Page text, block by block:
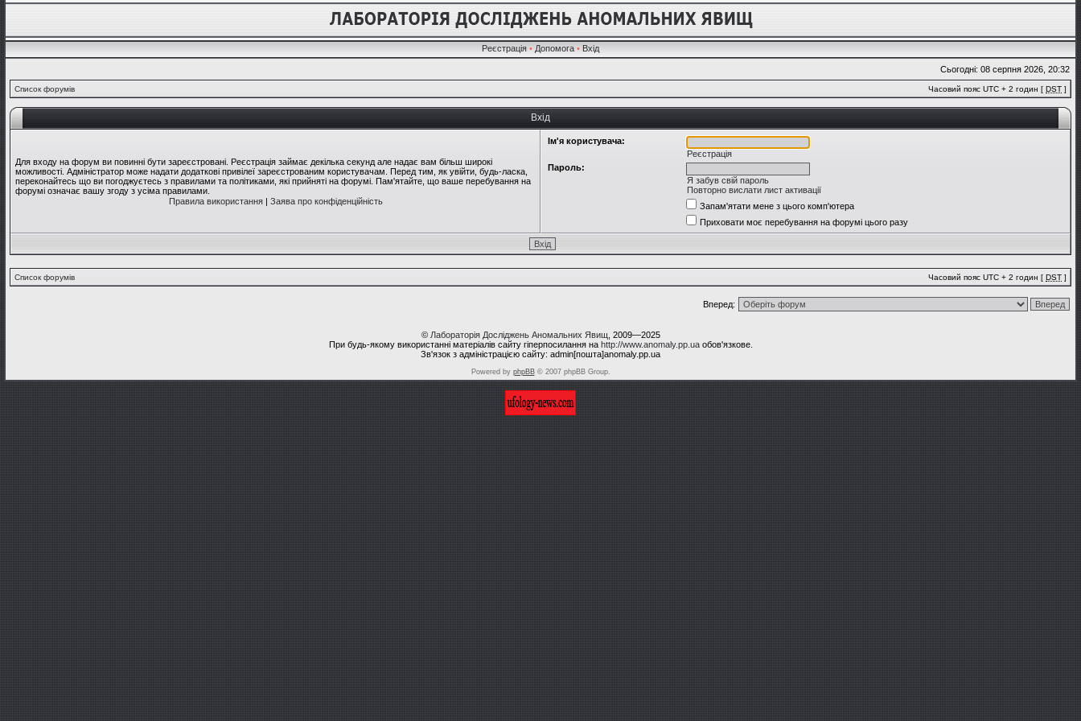
Реєстрація • Допомога • Вхід
Сьогодні: 08 серпня 2026, 20:32
Список форумів Часовий пояс UTC + 2 годин [ DST ]
Вхід
Для входу на форум ви повинні бути зареєстровані. Реєстрація займає декілька секунд але надає вам більш широкі
можливості. Адміністратор може надати додаткові привілеї зареєстрованим користувачам. Перед тим, як увійти, будь-ласка,
переконайтесь що ви погоджуєтесь з правилами та політиками, які прийняті на форумі. Пам'ятайте, що ваше перебування на
форумі означає вашу згоду з усіма правилами.
Правила використання| Заява про конфіденційність
Ім'я користувача:
Реєстрація
Пароль:
Я забув свій пароль
Повторно вислати лист активації
Запам'ятати мене з цього комп'ютера
Приховати моє перебування на форумі цього разу
Список форумів Часовий пояс UTC + 2 годин [ DST ]
Вперед:
© Лабораторія Досліджень Аномальних Явищ , 2009—2025
При будь-якому використанні матеріалів сайту гіперпосилання на http://www.anomaly.pp.uaобов'язкове.
Зв'язок з адміністрацією сайту: admin[пошта]anomaly.pp.ua
Powered by phpBB© 2007 phpBB Group.